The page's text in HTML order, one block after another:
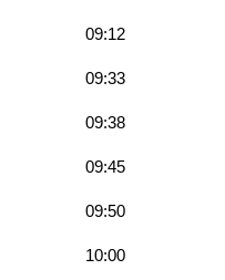
09:12
09:33
09:38
09:45
09:50
10:00